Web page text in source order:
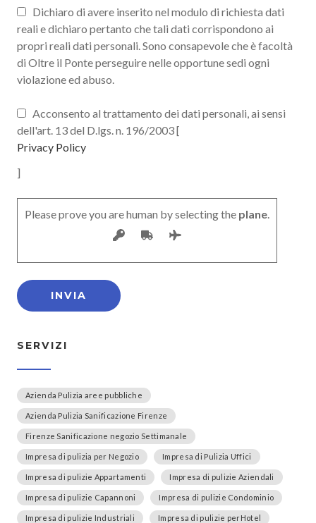
Dichiaro di avere inserito nel modulo di richiesta dati
reali e dichiaro pertanto che tali dati corrispondono ai
propri reali dati personali. Sono consapevole che è facoltà
di Oltre il Ponte perseguire nelle opportune sedi ogni
violazione ed abuso.
Acconsento al trattamento dei dati personali, ai sensi
dell'art. 13 del D.lgs. n. 196/2003 [
Privacy Policy
]
Please prove you are human by selecting the plane.
SERVIZI
Azienda Pulizia aree pubbliche
Azienda Pulizia Sanificazione Firenze
Firenze Sanificazione negozio Settimanale
Impresa di pulizia per Negozio Impresa di Pulizia Uffici
Impresa di pulizie Appartamenti Impresa di pulizie Aziendali
Impresa di pulizie Capannoni Impresa di pulizie Condominio
Impresa di pulizie Industriali Impresa di pulizie perHotel